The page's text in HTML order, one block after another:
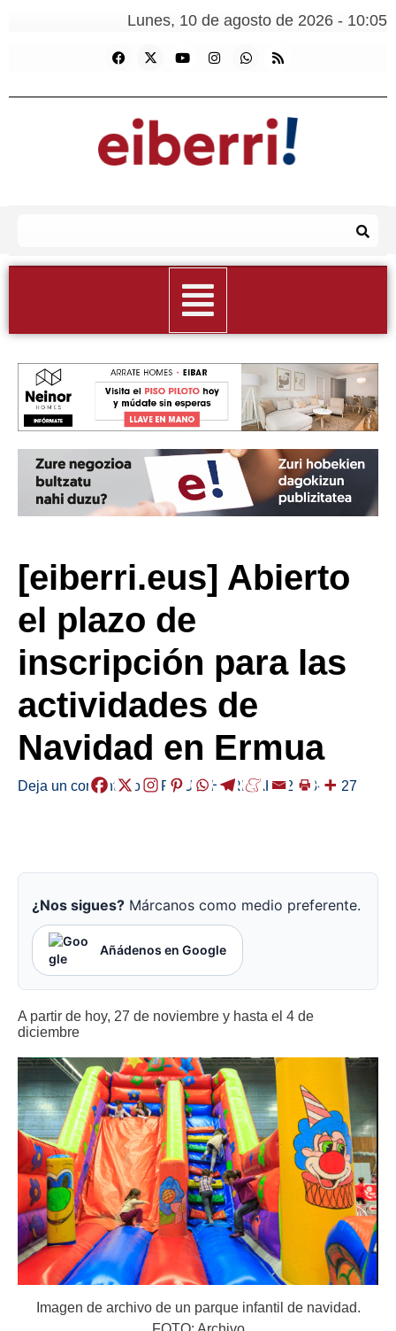
Lunes, 10 de agosto de 2026 - 10:05
[eiberri.eus] Abierto
el plazo de
inscripción para las
actividades de
Navidad en Ermua
Deja un comentario /ERMUA, HERRIAK/2018-11-27
¿Nos sigues? Márcanos como medio preferente.
Añádenos en Google
A partir de hoy, 27 de noviembre y hasta el 4 de
diciembre
Imagen de archivo de un parque infantil de navidad.